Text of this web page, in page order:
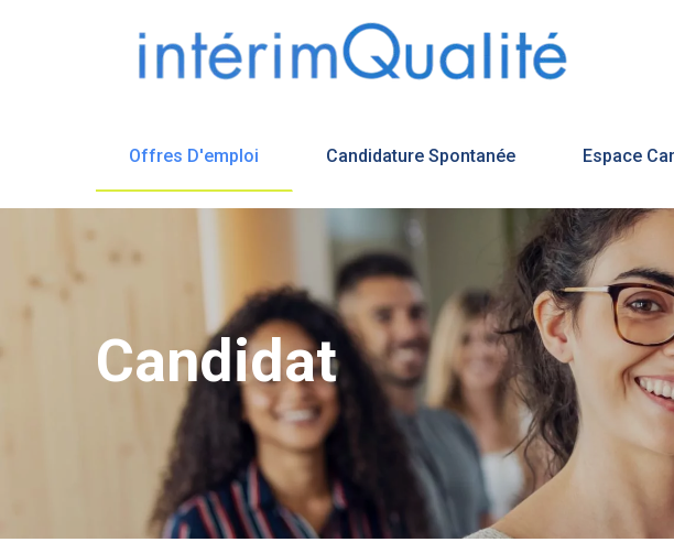
Offres D'emploi Candidature Spontanée Espace
Candidat